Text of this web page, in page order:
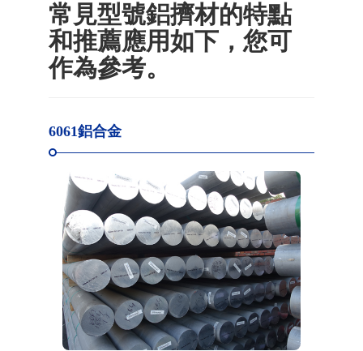
常見型號鋁擠材的特點
和推薦應用如下，您可
作為參考。
6061鋁合金